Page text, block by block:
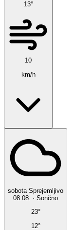
13°
10
km/h
sobota Sprejemljivo
08.08. · Sončno
23°
12°